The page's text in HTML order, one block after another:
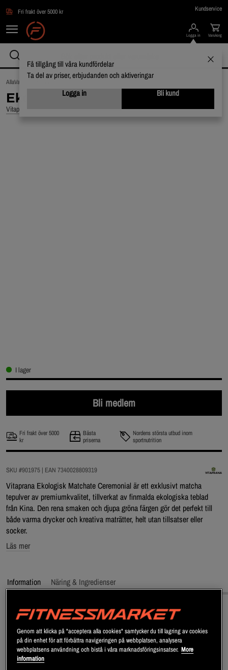
Fri frakt över 5000 kr Kundservice
Logga in
Få tillgång till våra kundfördelar
Ta del av priser, erbjudanden och aktiveringar
Logga in
Bli kund
Varukorg
AllaVarumärken / Vitaprana
Ekologiskt Matchapulver, 125g
Vitaprana
I lager
Bli medlem
Fri frakt över 5000
kr
Bästa
priserna
Nordens största utbud inom
sportnutrition
SKU #901975 | EAN 7340028809319
Vitaprana Ekologisk Matchate Ceremonial är ett exklusivt matcha
tepulver av premiumkvalitet, tillverkat av finmalda ekologiska teblad
från Kina. Den rena smaken och djupa gröna färgen gör det perfekt till
både varma drycker och kreativa maträtter, helt utan tillsatser eller
socker.
Läs mer
Information Näring & Ingredienser
Beskrivning
Vitaprana Ekologisk Matchate Ceremonial är ett ceremoniellt matcha
tepulver av hög kvalitet, framtaget för dig som söker en ren och
autentisk matcha-upplevelse. Pulvret består av finmalda gröna teblad
Genom att klicka på "acceptera alla cookies" samtycker du till lagring av cookies
på din enhet för att förbättra navigeringen på webbplatsen, analysera
webbplatsens användning och bistå i våra marknadsföringsinsatser. More
information